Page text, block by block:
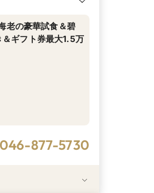
老の豪華試食＆碧
ギフト券最大1.5万
877-5730